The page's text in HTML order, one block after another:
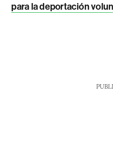
para la deportación